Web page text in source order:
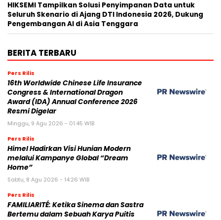
HIKSEMI Tampilkan Solusi Penyimpanan Data untuk
Seluruh Skenario di Ajang DTI Indonesia 2026, Dukung
Pengembangan AI di Asia Tenggara
BERITA TERBARU
Pers Rilis
16th Worldwide Chinese Life Insurance
Congress & International Dragon
Award (IDA) Annual Conference 2026
Resmi Digelar
Minggu, 9 Agu 2026 - 01:45 WIB
Pers Rilis
Himel Hadirkan Visi Hunian Modern
melalui Kampanye Global “Dream
Home”
Sabtu, 8 Agu 2026 - 14:26 WIB
Pers Rilis
FAMILIARITÉ: Ketika Sinema dan Sastra
Bertemu dalam Sebuah Karya Puitis